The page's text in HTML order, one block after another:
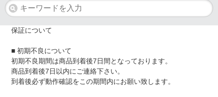
保証について
■ 初期不良について
初期不良期間は商品到着後7日間となっております。
商品到着後7日以内にご連絡下さい。
到着後必ず動作確認をこの期間内にお願い致します。